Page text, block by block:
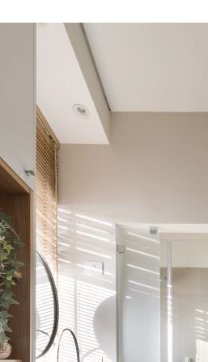
אחד, שלושה מפלסים והגשמת חלום:
הפרוייקט של מיכאל אוחיון…